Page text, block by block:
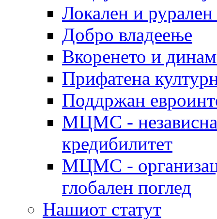
Локален и рурален
Добро владеење
Вкоренето и
Прифатена
Поддржан
МЦМС - независна
кредибилитет
МЦМС -
глобален поглед
Нашиот статут